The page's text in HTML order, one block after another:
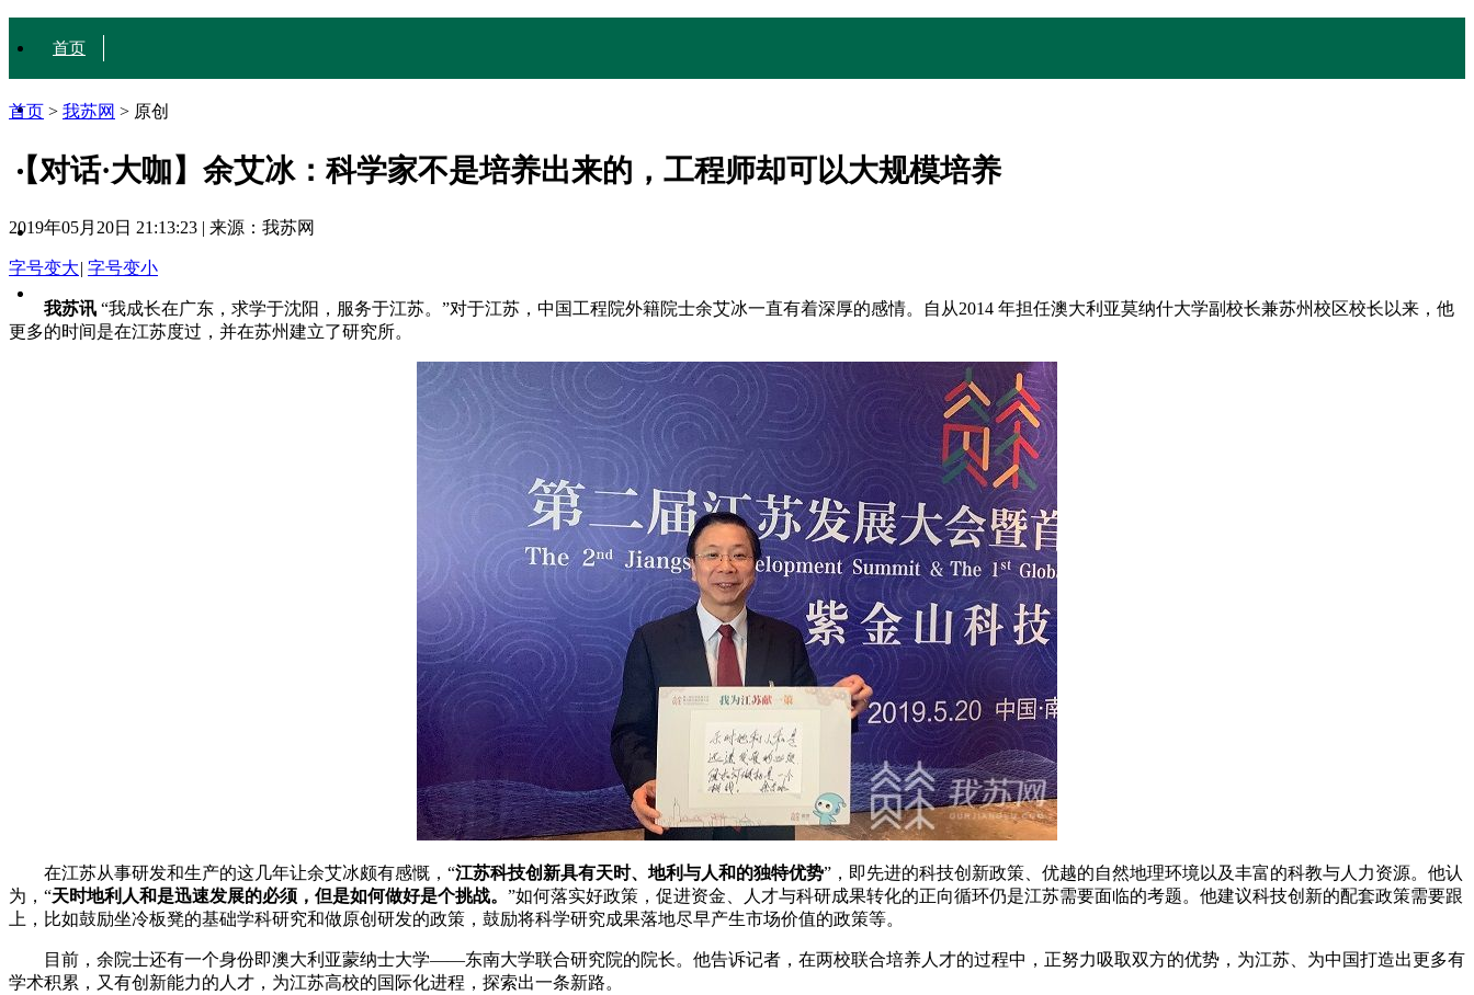
首页
城·事
人·文
行·色
首页 > 我苏网 > 原创
【对话·大咖】余艾冰：科学家不是培养出来的，工程师却可以大规模培养
2019年05月20日 21:13:23 | 来源：我苏网
字号变大| 字号变小
我苏讯 “我成长在广东，求学于沈阳，服务于江苏。”对于江苏，中国工程院外籍院士余艾冰一直有着深厚的感情。自从2014 年担任澳大利亚莫纳什大学副校长兼苏州校区校长以来，他
更多的时间是在江苏度过，并在苏州建立了研究所。
在江苏从事研发和生产的这几年让余艾冰颇有感慨，“江苏科技创新具有天时、地利与人和的独特优势”，即先进的科技创新政策、优越的自然地理环境以及丰富的科教与人力资源。他认
为，“天时地利人和是迅速发展的必须，但是如何做好是个挑战。 ”如何落实好政策，促进资金、人才与科研成果转化的正向循环仍是江苏需要面临的考题。他建议科技创新的配套政策需要跟
上，比如鼓励坐冷板凳的基础学科研究和做原创研发的政策，鼓励将科学研究成果落地尽早产生市场价值的政策等。
目前，余院士还有一个身份即澳大利亚蒙纳士大学——东南大学联合研究院的院长。他告诉记者，在两校联合培养人才的过程中，正努力吸取双方的优势，为江苏、为中国打造出更多有
学术积累，又有创新能力的人才，为江苏高校的国际化进程，探索出一条新路。